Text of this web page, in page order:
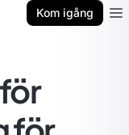
Kom igång